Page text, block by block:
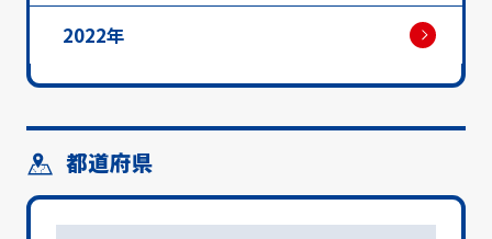
2022年
都道府県